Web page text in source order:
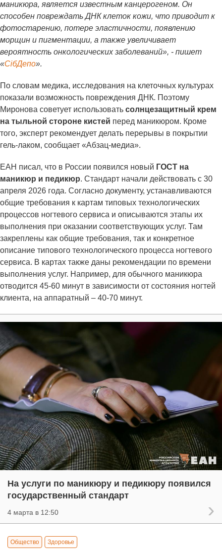
маникюра, является известным канцерогеном. Он
способен повреждать ДНК клеток кожи, что приводит к
фотостарению, потере эластичности, появлению
морщин и пигментации, а также увеличивает
вероятность онкологических заболеваний», - пишет
«СiбДепо».
По словам медика, исследования на клеточных культурах
показали возможность повреждения ДНК. Поэтому
Миронова советует использовать солнцезащитный крем
на тыльной стороне кистей перед маникюром. Кроме
того, эксперт рекомендует делать перерывы в покрытии
гель-лаком, сообщает «Абзац-медиа».
ЕАН писал, что в России появился новый ГОСТ на
маникюр и педикюр. Стандарт начали действовать с 30
апреля 2026 года. Согласно документу, устанавливаются
общие требования к картам типовых технологических
процессов ногтевого сервиса и описываются этапы их
выполнения при оказании соответствующих услуг. Там
закреплены как общие требования, так и конкретное
описание типового технологического процесса ногтевого
сервиса. В картах также даны рекомендации по времени
выполнения услуг. Например, для обычного маникюра
отводится 45-60 минут в зависимости от состояния ногтей
клиента, на аппаратный – 40-70 минут.
На услуги по маникюру и педикюру появился
государственный стандарт
4 марта в 12:50
Общество Здоровье